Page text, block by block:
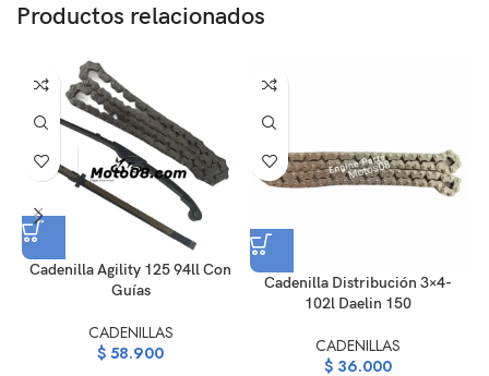
Productos relacionados
Cadenilla Agility 125 94ll Con
Guías
CADENILLAS
$ 58.900
Cadenilla Distribución 3×4-
102l Daelin 150
CADENILLAS
$ 36.000